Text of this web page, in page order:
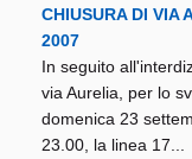
CHIUSURA DI VIA
2007
In seguito
via Aurelia, per lo
domenica 23
23.00, la linea 17...